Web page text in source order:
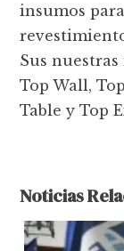
insumos
Sus nuestras
Top Wall,
Table y Top
Noticias